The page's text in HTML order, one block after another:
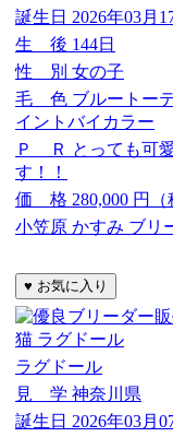
誕生日 2026年03月
生 後 144日
性 別 女の子
毛 色 ブルートー
イントバイカラー
Ｐ Ｒ とっても可
す！！
価 格 280,000 円（
小笠原 かすみ ブリ
ラグドール
見 学 神奈川県
誕生日 2026年03月